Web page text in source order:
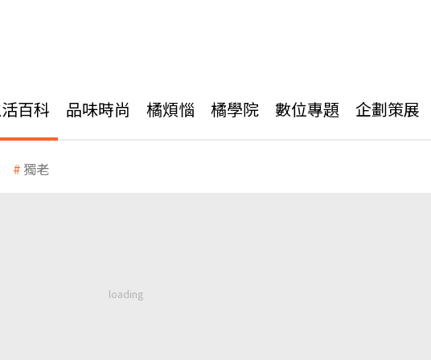
百科 品味時尚 橘煩惱 橘學院 數位專題 企劃策展
獨老